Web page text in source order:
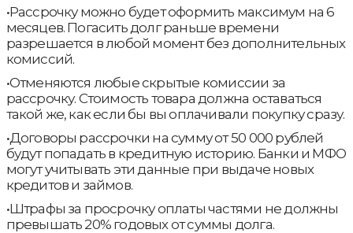
•Рассрочку можно будет оформить максимум на 6
месяцев. Погасить долг раньше времени
разрешается в любой момент без дополнительных
комиссий.
•Отменяются любые скрытые комиссии за
рассрочку. Стоимость товара должна оставаться
такой же, как если бы вы оплачивали покупку сразу.
•Договоры рассрочки на сумму от 50 000 рублей
будут попадать в кредитную историю. Банки и МФО
могут учитывать эти данные при выдаче новых
кредитов и займов.
•Штрафы за просрочку оплаты частями не должны
превышать 20% годовых от суммы долга.